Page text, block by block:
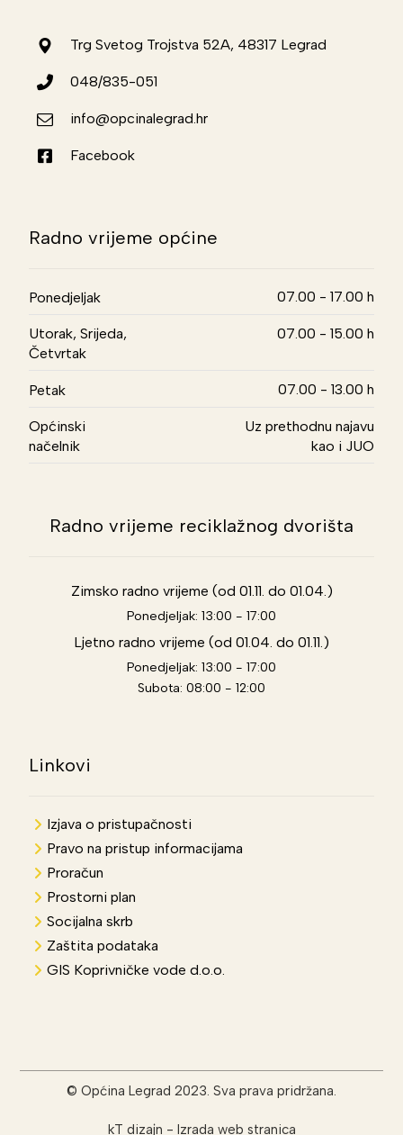
Trg Svetog Trojstva 52A, 48317 Legrad
048/835-051
info@opcinalegrad.hr
Facebook
Radno vrijeme općine
Ponedjeljak 07.00 - 17.00 h
Utorak, Srijeda,
Četvrtak
07.00 - 15.00 h
Petak 07.00 - 13.00 h
Općinski
načelnik
Uz prethodnu najavu
kao i JUO
Radno vrijeme reciklažnog dvorišta
Zimsko radno vrijeme (od 01.11. do 01.04.)
Ponedjeljak: 13:00 - 17:00
Ljetno radno vrijeme (od 01.04. do 01.11.)
Ponedjeljak: 13:00 - 17:00
Subota: 08:00 - 12:00
Linkovi
Izjava o pristupačnosti
Pravo na pristup informacijama
Proračun
Prostorni plan
Socijalna skrb
Zaštita podataka
GIS Koprivničke vode d.o.o.
© Općina Legrad 2023. Sva prava pridržana.
kT dizajn - Izrada web stranica